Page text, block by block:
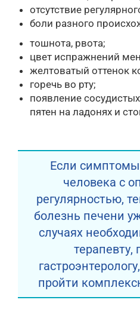
отсутствие
боли разного
тошнота, рвота;
цвет испражнений
желтоватый оттенок
горечь во рту;
появление
пятен на ладонях и
Если симптомы
человека с
регулярностью,
болезнь печени
случаях
терапевту,
пройти